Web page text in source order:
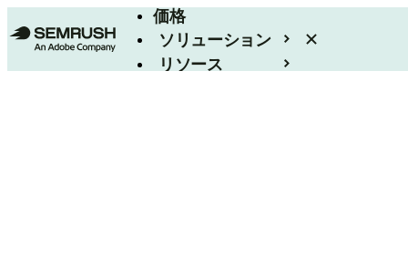
価格
ソリューション
リソース